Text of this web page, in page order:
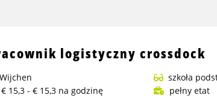
logistyczny crossdock
Wijchen szkoła
€ 15,3 - € 15,3 na godzinę
pełny etat